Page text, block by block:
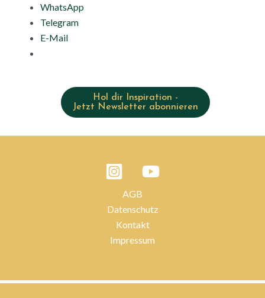
WhatsApp
Telegram
E-Mail
Hol dir Inspiration -
Jetzt Newsletter abonnieren
AGB
Datenschutz
Kontakt
Impressum